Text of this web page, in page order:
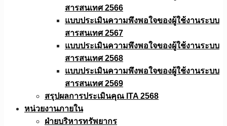
สารสนเทศ 2566
แบบประเมินความพึงพอใจของผู้ใช้งานระบบ
สารสนเทศ 2567
แบบประเมินความพึงพอใจของผู้ใช้งานระบบ
สารสนเทศ 2568
แบบประเมินความพึงพอใจของผู้ใช้งานระบบ
สารสนเทศ 2569
สรุปผลการประเมินคุณ ITA 2568
หน่วยงานภายใน
ฝ่ายบริหารทรัพยากร